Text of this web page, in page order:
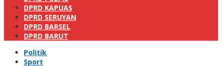
DPRD KAPUAS
DPRD SERUYAN
DPRD BARSEL
DPRD BARUT
Politik
Sport